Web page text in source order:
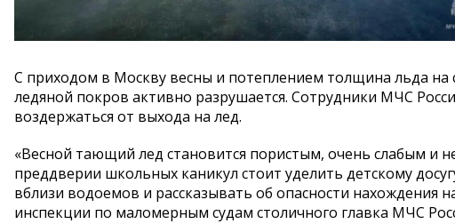
С приходом в Москву весны и потеплением толщина льда на
ледяной покров активно разрушается. Сотрудники МЧС
воздержаться от выхода на лед.
«Весной тающий лед становится пористым, очень слабым и
преддверии школьных каникул стоит уделить детскому
вблизи водоемов и рассказывать об опасности нахождения
инспекции по маломерным судам столичного главка МЧС